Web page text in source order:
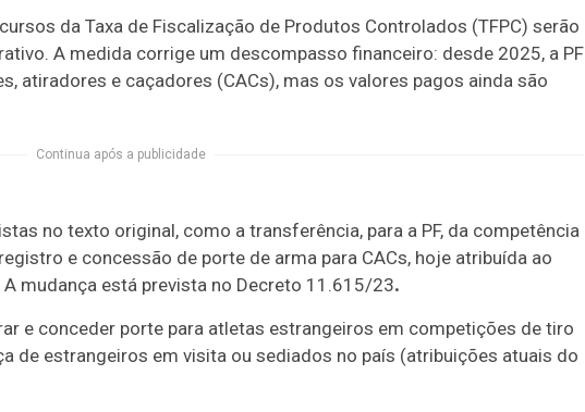
da Taxa de Fiscalização de Produtos Controlados (TFPC) serão
A medida corrige um descompasso financeiro: desde 2025, a PF
atiradores e caçadores (CACs), mas os valores pagos ainda são
Continua após a publicidade
no texto original, como a transferência, para a PF, da competência
e concessão de porte de arma para CACs, hoje atribuída ao
A mudança está prevista no Decreto 11.615/23.
e conceder porte para atletas estrangeiros em competições de tiro
de estrangeiros em visita ou sediados no país (atribuições atuais do